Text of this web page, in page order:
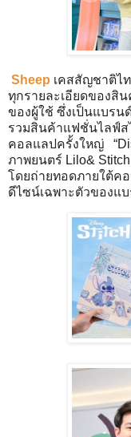
Sheep เคสสัญชาติไ
ทุกรายละเอียดของสิ
ของผู้ใช้ ซึ่งเป็นแบรน
รวมสินค้าแฟชั่นไลฟ์ส
คอลแลปครั้งใหญ่
ภาพยนตร์ Lilo&
โดยถ่ายทอดภายใต้ค
ดีไซน์เฉพาะตัวของแ